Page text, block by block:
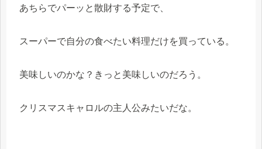
あちらでパーッと散財する予定で、
スーパーで自分の食べたい料理だけを買っている。
美味しいのかな？きっと美味しいのだろう。
クリスマスキャロルの主人公みたいだな。